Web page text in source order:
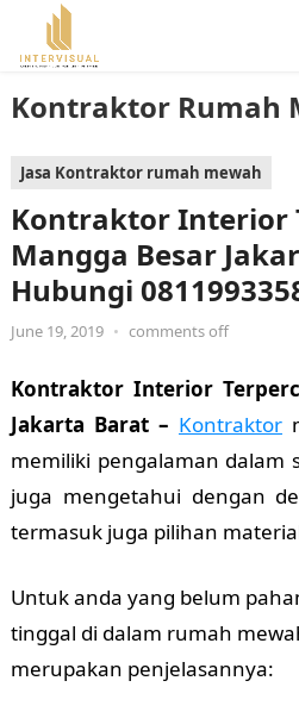
Kontraktor Rumah
Jasa Kontraktor rumah mewah
Kontraktor Interior
Mangga Besar
Hubungi
June 19, 2019 • comments off
Kontraktor Interior
Jakarta Barat – Kontraktor
memiliki pengalaman dalam
juga mengetahui dengan
termasuk juga pilihan
Untuk anda yang belum
tinggal di dalam rumah
merupakan penjelasannya: